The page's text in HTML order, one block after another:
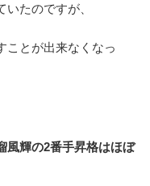
たのですが、
ことが出来なくなっ
風輝の2番手昇格はほぼ